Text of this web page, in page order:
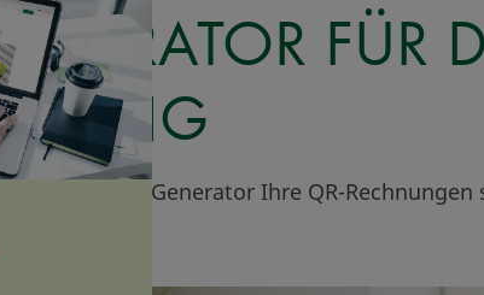
FÜR
mit dem QR-Generator Ihre QR-